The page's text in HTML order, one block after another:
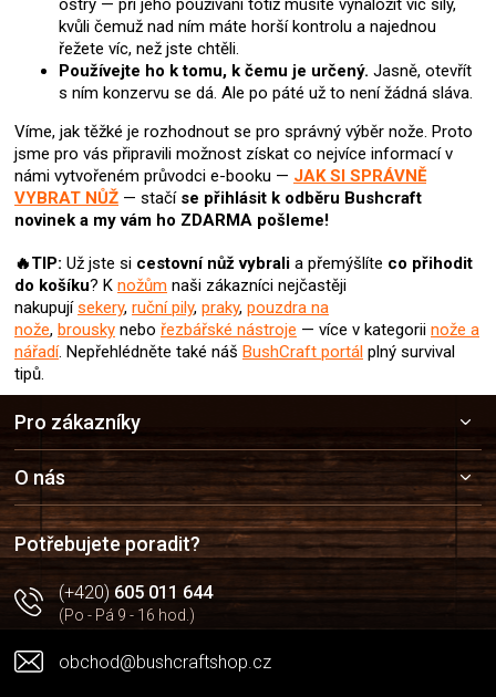
ostrý — při jeho používání totiž musíte vynaložit víc síly,
kvůli čemuž nad ním máte horší kontrolu a najednou
řežete víc, než jste chtěli.
Používejte ho k tomu, k čemu je určený. Jasně, otevřít
s ním konzervu se dá. Ale po páté už to není žádná sláva.
Víme, jak těžké je rozhodnout se pro správný výběr nože. Proto
jsme pro vás připravili možnost získat co nejvíce informací v
námi vytvořeném průvodci e-booku — JAK SI SPRÁVNĚ
VYBRAT NŮŽ — stačí se přihlásit k odběru Bushcraft
novinek a my vám ho ZDARMA pošleme!
🔥TIP: Už jste si cestovní nůž vybrali a přemýšlíte co přihodit
do košíku? K nožům naši zákazníci nejčastěji
nakupujísekery, ruční pily, praky, pouzdra na
nože, brousky nebo řezbářské nástroje — více v kategorii nože a
nářadí. Nepřehlédněte také náš BushCraft portál plný survival
tipů.
a
t
í
Pro zákazníky
O nás
Potřebujete poradit?
(+420)605 011 644
(Po - Pá 9 - 16 hod.)
obchod@bushcraftshop.cz